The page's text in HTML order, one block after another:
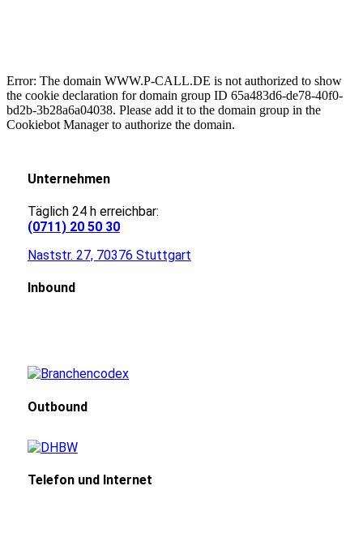
Error: The domain WWW.P-CALL.DE is not authorized to show
the cookie declaration for domain group ID 65a483d6-de78-40f0-
bd2b-3b28a6a04038. Please add it to the domain group in the
Cookiebot Manager to authorize the domain.
Unternehmen
Täglich 24 h erreichbar:
(0711) 20 50 30
Naststr. 27, 70376 Stuttgart
Inbound
Outbound
Telefon und Internet